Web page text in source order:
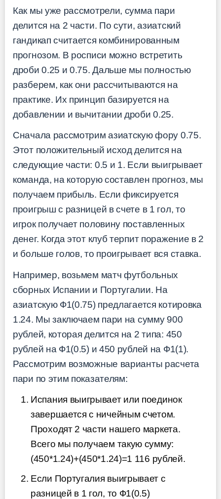
Как мы уже рассмотрели, сумма пари
делится на 2 части. По сути, азиатский
гандикап считается комбинированным
прогнозом. В росписи можно встретить
дроби 0.25 и 0.75. Дальше мы полностью
разберем, как они рассчитываются на
практике. Их принцип базируется на
добавлении и вычитании дроби 0.25.
Сначала рассмотрим азиатскую фору 0.75.
Этот положительный исход делится на
следующие части: 0.5 и 1. Если выигрывает
команда, на которую составлен прогноз, мы
получаем прибыль. Если фиксируется
проигрыш с разницей в счете в 1 гол, то
игрок получает половину поставленных
денег. Когда этот клуб терпит поражение в 2
и больше голов, то проигрывает вся ставка.
Например, возьмем матч футбольных
сборных Испании и Португалии. На
азиатскую Ф1(0.75) предлагается котировка
1.24. Мы заключаем пари на сумму 900
рублей, которая делится на 2 типа: 450
рублей на Ф1(0.5) и 450 рублей на Ф1(1).
Рассмотрим возможные варианты расчета
пари по этим показателям:
Испания выигрывает или поединок
завершается с ничейным счетом.
Проходят 2 части нашего маркета.
Всего мы получаем такую сумму:
(450*1.24)+(450*1.24)=1 116 рублей.
Если Португалия выигрывает с
разницей в 1 гол, то Ф1(0.5)